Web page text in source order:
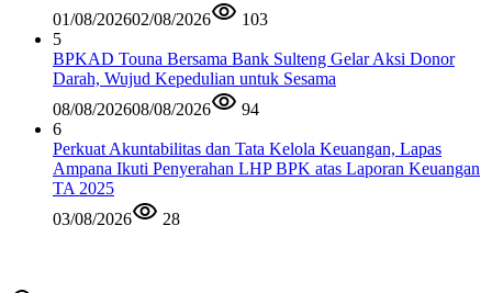
01/08/202602/08/2026
103
5
BPKAD Touna Bersama Bank Sulteng Gelar Aksi Donor
Darah, Wujud Kepedulian untuk Sesama
08/08/202608/08/2026
94
6
Perkuat Akuntabilitas dan Tata Kelola Keuangan, Lapas
Ampana Ikuti Penyerahan LHP BPK atas Laporan Keuangan
TA 2025
03/08/2026
28